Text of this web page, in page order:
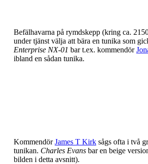
Befälhavarna på rymdskepp (kring ca.
under tjänst välja att bära en tunika som
Enterprise NX-01 bar t.ex. kommendör
ibland en sådan tunika.
KommendörJames T Kirk sågs ofta i två
tunikan. Charles Evans bar en beige
bilden i detta avsnitt).